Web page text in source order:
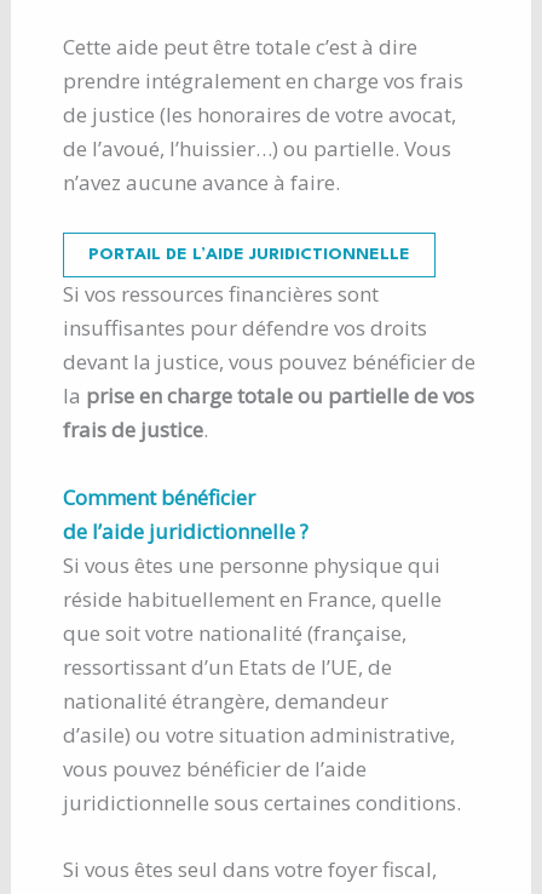
Cette aide peut être totale c’est à dire
prendre intégralement en charge vos frais
de justice (les honoraires de votre avocat,
de l’avoué, l’huissier…) ou partielle. Vous
n’avez aucune avance à faire.
PORTAIL DE L’AIDE JURIDICTIONNELLE
Si vos ressources financières sont
insuffisantes pour défendre vos droits
devant la justice, vous pouvez bénéficier de
la prise en charge totale ou partielle de vos
frais de justice.
Comment bénéficier
de l’aide juridictionnelle ?
Si vous êtes une personne physique qui
réside habituellement en France, quelle
que soit votre nationalité (française,
ressortissant d’un Etats de l’UE, de
nationalité étrangère, demandeur
d’asile) ou votre situation administrative,
vous pouvez bénéficier de l’aide
juridictionnelle sous certaines conditions.
Si vous êtes seul dans votre foyer fiscal,